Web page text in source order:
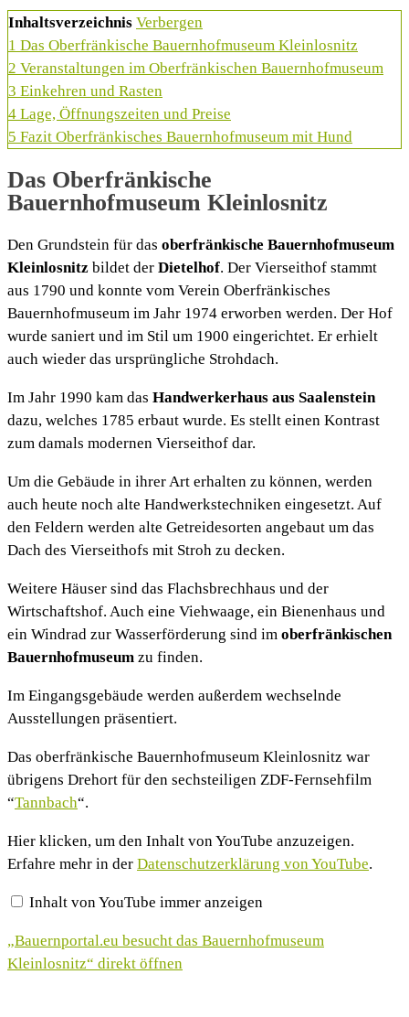
Inhaltsverzeichnis Verbergen
1 Das Oberfränkische Bauernhofmuseum Kleinlosnitz
2 Veranstaltungen im Oberfränkischen Bauernhofmuseum
3 Einkehren und Rasten
4 Lage, Öffnungszeiten und Preise
5 Fazit Oberfränkisches Bauernhofmuseum mit Hund
Das Oberfränkische
Bauernhofmuseum Kleinlosnitz
Den Grundstein für das oberfränkische Bauernhofmuseum
Kleinlosnitz bildet der Dietelhof. Der Vierseithof stammt
aus 1790 und konnte vom Verein Oberfränkisches
Bauernhofmuseum im Jahr 1974 erworben werden. Der Hof
wurde saniert und im Stil um 1900 eingerichtet. Er erhielt
auch wieder das ursprüngliche Strohdach.
Im Jahr 1990 kam das Handwerkerhaus aus Saalenstein
dazu, welches 1785 erbaut wurde. Es stellt einen Kontrast
zum damals modernen Vierseithof dar.
Um die Gebäude in ihrer Art erhalten zu können, werden
auch heute noch alte Handwerkstechniken eingesetzt. Auf
den Feldern werden alte Getreidesorten angebaut um das
Dach des Vierseithofs mit Stroh zu decken.
Weitere Häuser sind das Flachsbrechhaus und der
Wirtschaftshof. Auch eine Viehwaage, ein Bienenhaus und
ein Windrad zur Wasserförderung sind im oberfränkischen
Bauernhofmuseum zu finden.
Im Eingangsgebäude werden außerdem wechselnde
Ausstellungen präsentiert.
Das oberfränkische Bauernhofmuseum Kleinlosnitz war
übrigens Drehort für den sechsteiligen ZDF-Fernsehfilm
“Tannbach“.
„Bauernportal.eu
besucht
das
von
Hier klicken, um den Inhalt von YouTube anzuzeigen.
Erfahre mehr in der Datenschutzerklärung von YouTube.
Inhalt von YouTube immer anzeigen
„Bauernportal.eu besucht das Bauernhofmuseum
Kleinlosnitz“ direkt öffnen